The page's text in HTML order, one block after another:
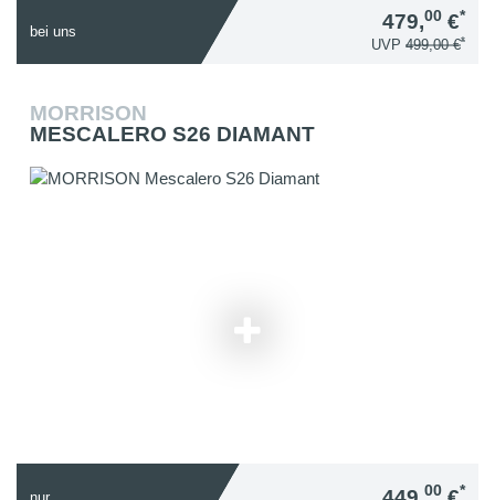
bei uns 479,00 €*
UVP 499,00 €*
MORRISON
MESCALERO S26 DIAMANT
nur 00 *